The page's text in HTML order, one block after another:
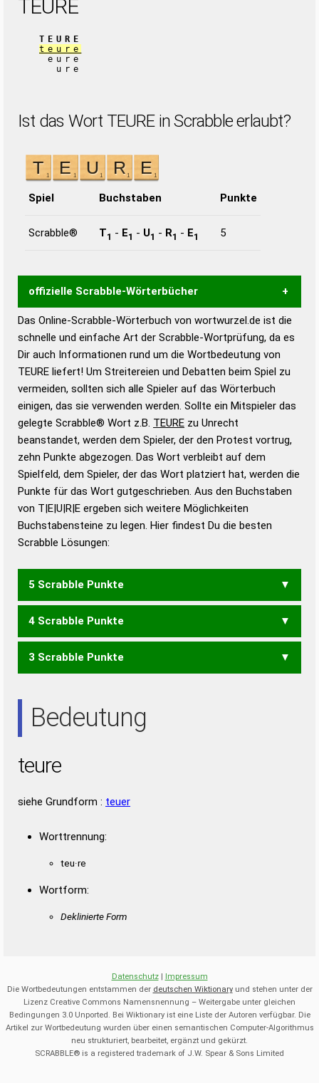
TEURE
TEURE
teure
eure
ure
Ist das Wort TEURE in Scrabble erlaubt?
Spiel Buchstaben Punkte
Scrabble® T1 - E1 - U1 - R1 - E1 5
offizielle Scrabble-Wörterbücher
Wortwurzel liefert mit Hilfe eines semantischen
Wortanalyse-Algorithmus gute Anhaltspunkte zu
Wortbedeutung, Worttrennung und Wortform, um die
Gültigkeit eines Wortes für das Scrabble-Spiel zu
bestimmen!
zugelassene Turnier Scrabble-
Wörterbücher sind:
Duden – Standardwerk in 12 Bänden
Duden – Richtiges und gutes
Deutsch
Duden – Die deutsche Grammatik
Duden – Deutsches
Das Online-Scrabble-Wörterbuch von wortwurzel.de ist die
schnelle und einfache Art der Scrabble-Wortprüfung, da es
Dir auch Informationen rund um die Wortbedeutung von
TEURE liefert! Um Streitereien und Debatten beim Spiel zu
vermeiden, sollten sich alle Spieler auf das Wörterbuch
einigen, das sie verwenden werden. Sollte ein Mitspieler das
gelegte Scrabble® Wort z.B. TEURE zu Unrecht
beanstandet, werden dem Spieler, der den Protest vortrug,
zehn Punkte abgezogen. Das Wort verbleibt auf dem
Spielfeld, dem Spieler, der das Wort platziert hat, werden die
Punkte für das Wort gutgeschrieben. Aus den Buchstaben
von T|E|U|R|E ergeben sich weitere Möglichkeiten
Buchstabensteine zu legen. Hier findest Du die besten
Scrabble Lösungen:
5 Scrabble Punkte
EUTER REUTE TEUER
4 Scrabble Punkte
EUER REET REUE REUT
3 Scrabble Punkte
Bedeutung
teure
siehe Grundform : teuer
Worttrennung:
teu·re
Wortform:
Deklinierte Form
Datenschutz| Impressum
Die Wortbedeutungen entstammen der deutschen Wiktionaryund stehen unter der
Lizenz Creative Commons Namensnennung – Weitergabe unter gleichen
Bedingungen 3.0 Unported. Bei Wiktionary ist eine Liste der Autoren verfügbar. Die
Artikel zur Wortbedeutung wurden über einen semantischen Computer-Algorithmus
neu strukturiert, bearbeitet, ergänzt und gekürzt.
SCRABBLE® is a registered trademark of J.W. Spear & Sons Limited